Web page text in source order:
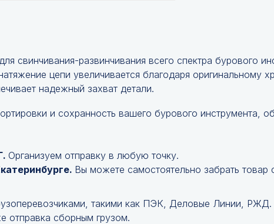
свинчивания-развинчивания всего спектра бурового
цепи увеличивается благодаря оригинальному
надежный захват детали.
и сохранность вашего бурового инструмента,
Организуем отправку в любую точку.
Вы можете самостоятельно забрать товар
такими как ПЭК, Деловые Линии,
отправка сборным грузом.